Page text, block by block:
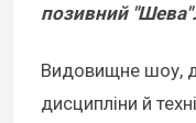
позивний "Шева".
Видовищне шоу,
дисципліни й